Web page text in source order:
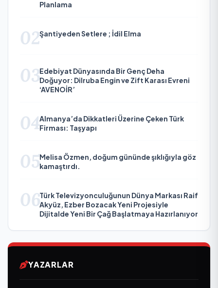
Planlama
02Şantiyeden Setlere ; İdil Elma
03Edebiyat Dünyasında Bir Genç Deha
Doğuyor: Dilruba Engin ve Zift Karası Evreni
‘AVENOİR’
04Almanya’da Dikkatleri Üzerine Çeken Türk
Firması: Taşyapı
05Melisa Özmen, doğum gününde şıklığıyla göz
kamaştırdı.
06Türk Televizyonculuğunun Dünya Markası Raif
Akyüz, Ezber Bozacak Yeni Projesiyle
Dijitalde Yeni Bir Çağ Başlatmaya Hazırlanıyor
YAZARLAR